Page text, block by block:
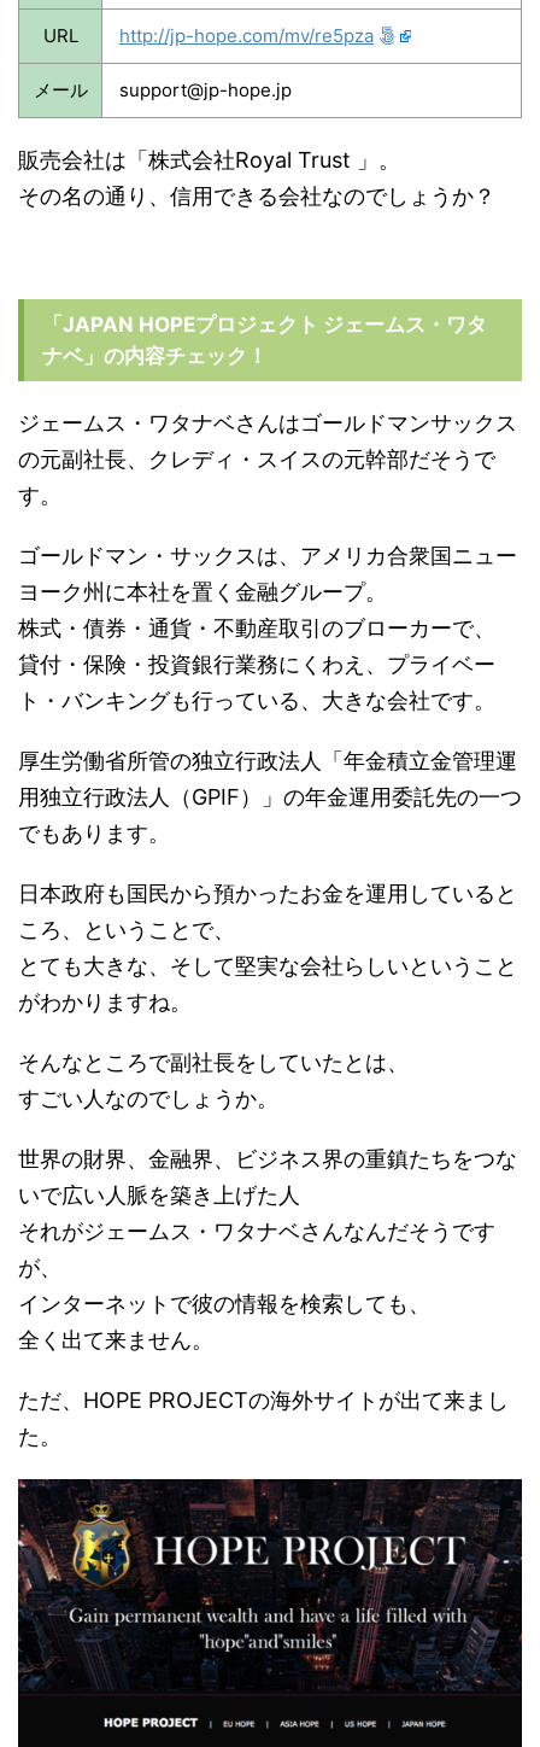
URL http://jp-hope.com/mv/re5pza
メール support@jp-hope.jp
販売会社は「株式会社Royal Trust 」。
その名の通り、信用できる会社なのでしょうか？
「JAPAN HOPEプロジェクト ジェームス・ワタ
ナベ」の内容チェック！
ジェームス・ワタナベさんはゴールドマンサックス
の元副社長、クレディ・スイスの元幹部だそうで
す。
ゴールドマン・サックスは、アメリカ合衆国ニュー
ヨーク州に本社を置く金融グループ。
株式・債券・通貨・不動産取引のブローカーで、
貸付・保険・投資銀行業務にくわえ、プライベー
ト・バンキングも行っている、大きな会社です。
厚生労働省所管の独立行政法人「年金積立金管理運
用独立行政法人（GPIF）」の年金運用委託先の一つ
でもあります。
日本政府も国民から預かったお金を運用していると
ころ、ということで、
とても大きな、そして堅実な会社らしいということ
がわかりますね。
そんなところで副社長をしていたとは、
すごい人なのでしょうか。
世界の財界、金融界、ビジネス界の重鎮たちをつな
いで広い人脈を築き上げた人
それがジェームス・ワタナベさんなんだそうです
が、
インターネットで彼の情報を検索しても、
全く出て来ません。
ただ、HOPE PROJECTの海外サイトが出て来まし
た。